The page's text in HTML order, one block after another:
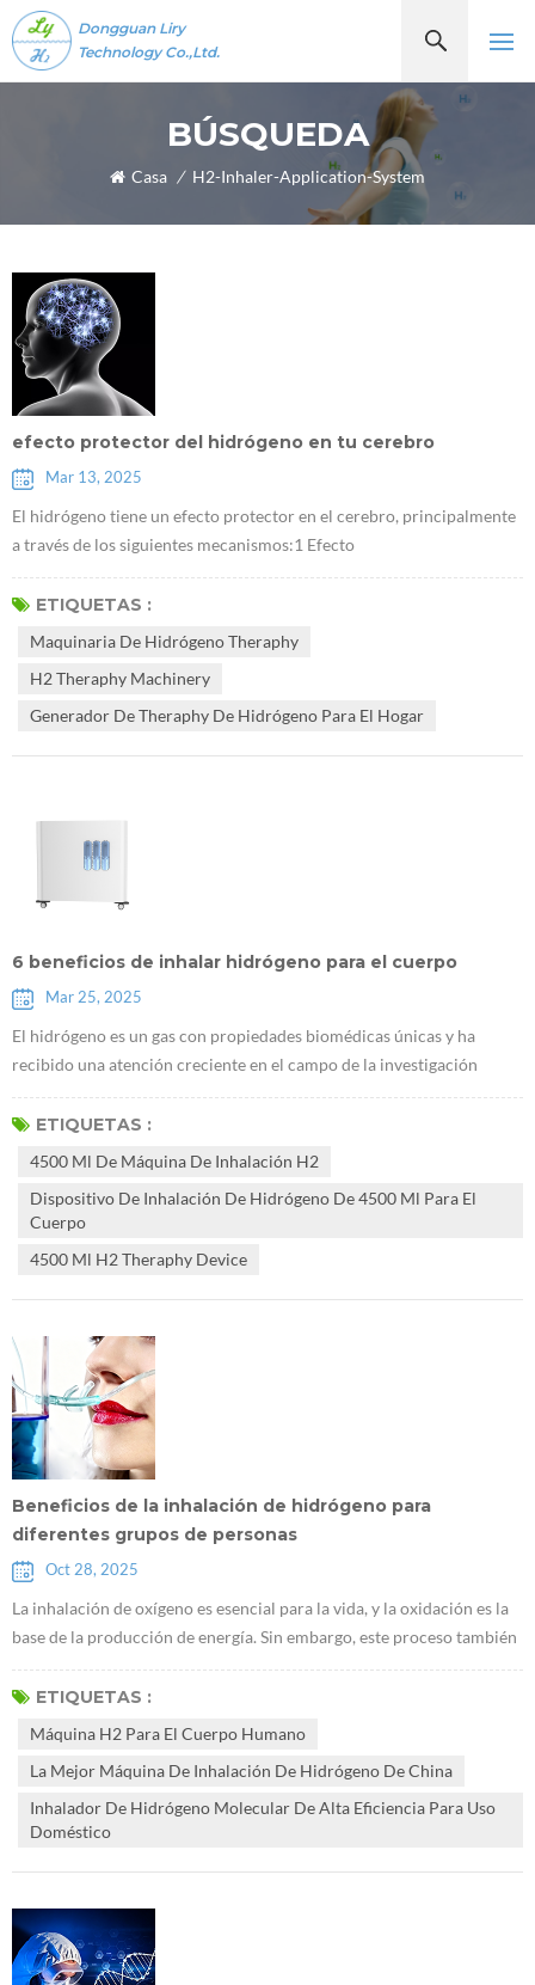
Dongguan Liry
Technology Co.,Ltd.
BÚSQUEDA
Casa / H2-Inhaler-Application-System
efecto protector del hidrógeno en tu cerebro
Mar 13, 2025
El hidrógeno tiene un efecto protector en el cerebro, principalmente
a través de los siguientes mecanismos:1 Efecto
antioxidanteHidrógeno desde Maquinaria de hidrógeno theraphy
Puede eliminar selectivamente los radicales libres de oxígeno
factores importantes que...
ETIQUETAS :
Maquinaria De Hidrógeno Theraphy
H2 Theraphy Machinery
Generador De Theraphy De Hidrógeno Para El Hogar
6 beneficios de inhalar hidrógeno para el cuerpo
Mar 25, 2025
El hidrógeno es un gas con propiedades biomédicas únicas y ha
recibido una atención creciente en el campo de la investigación
médica en los últimos años. La inhalación de hidrógeno con
moderación puede tener los siguientes beneficios potenciales para el
neutralizar espe...
ETIQUETAS :
4500 Ml De Máquina De Inhalación H2
Dispositivo De Inhalación De Hidrógeno De 4500 Ml Para El
Cuerpo
4500 Ml H2 Theraphy Device
Beneficios de la inhalación de hidrógeno para
diferentes grupos de personas
Oct 28, 2025
La inhalación de oxígeno es esencial para la vida, y la oxidación es la
base de la producción de energía. Sin embargo, este proceso también
genera radicales libres, que provocan daño oxidativo. Existe un
amplio consenso en la comunidad científica sobre que la
hidrógeno pu...
ETIQUETAS :
Máquina H2 Para El Cuerpo Humano
La Mejor Máquina De Inhalación De Hidrógeno De China
Inhalador De Hidrógeno Molecular De Alta Eficiencia Para Uso
Doméstico